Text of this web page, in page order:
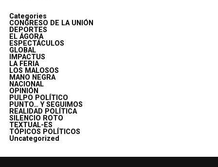
Categories
CONGRESO DE LA UNIÓN
DEPORTES
EL ÁGORA
ESPECTÁCULOS
GLOBAL
IMPACTUS
LA FERIA
LOS MALOSOS
MANO NEGRA
NACIONAL
OPINIÓN
PULPO POLÍTICO
PUNTO… Y SEGUIMOS
REALIDAD POLÍTICA
SILENCIO ROTO
TEXTUAL-ES
TÓPICOS POLÍTICOS
Uncategorized